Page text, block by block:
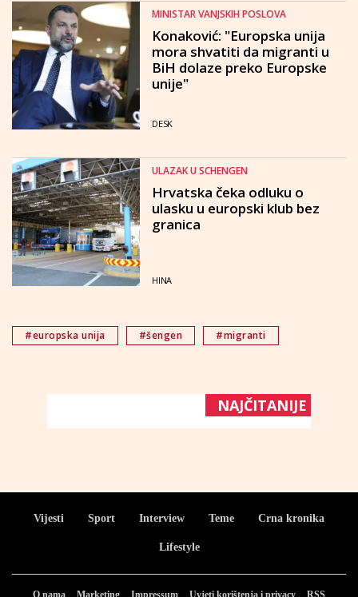
MINISTAR VANJSKIH POSLOVA
Konaković: "Europska unija
mora shvatiti da migranti u
BiH dolaze preko Europske
unije"
DESK
ULAZAK U SCHENGEN
Hrvatska čeka odluku o
ulasku u europski klub bez
granica
HINA
#europska unija #šengen #migranti
NAJČITANIJE
Vijesti Sport Interview Teme Crna kronika
Lifestyle
O nama Marketing Impressum Uvjeti korištenja i privacy RSS